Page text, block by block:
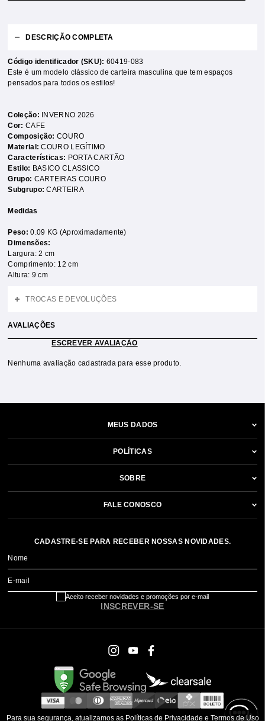
DESCRIÇÃO COMPLETA
Código identificador (SKU): 60419-083
Este é um modelo clássico de carteira masculina que tem espaços
pensados para todos os estilos!
Coleção:
INVERNO 2026
Cor: CAFE
Composição:COURO
Material:COURO LEGÍTIMO
Características: PORTA CARTÃO
Estilo: BASICO CLASSICO
Grupo: CARTEIRAS COURO
Subgrupo:CARTEIRA
Medidas
Peso:0.09 KG (Aproximadamente)
Dimensões:
Largura: 2 cm
Comprimento: 12 cm
Altura: 9 cm
TROCAS E DEVOLUÇÕES
AVALIAÇÕES
ESCREVER AVALIAÇÃO
Nenhuma avaliação cadastrada para esse produto.
MEUS DADOS
POLÍTICAS
SOBRE
FALE CONOSCO
CADASTRE-SE PARA RECEBER NOSSAS NOVIDADES.
Nome
E-mail
INSCREVER-SE
Aceito receber novidades e promoções por e-mail
Para sua segurança, atualizamos as Políticas de Privacidade e Termos de Uso